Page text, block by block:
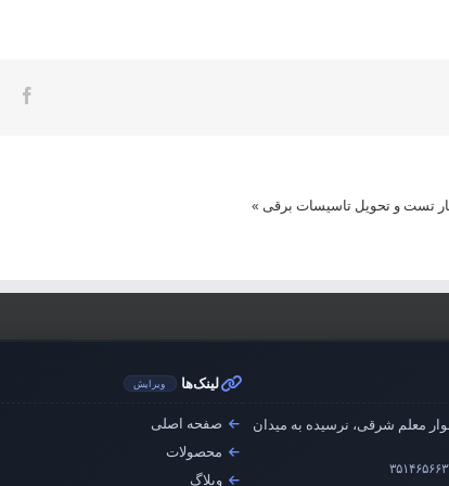
تست و تحویل تاسیسات برقی »
معلم شرقی، نرسیده به میدان
لینک‌ها ویرایش
صفحه اصلی
محصولات
وبلاگ